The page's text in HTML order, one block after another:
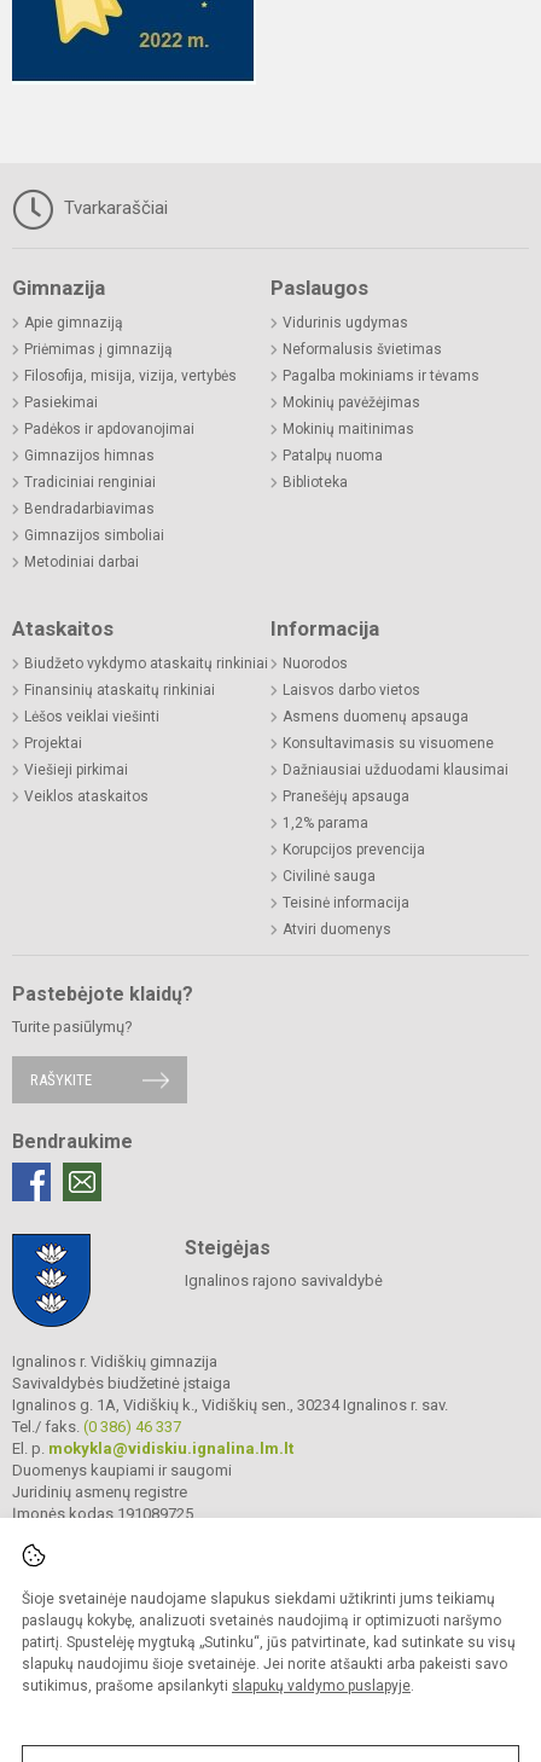
Šioje svetainėje naudojame slapukus siekdami užtikrinti jums teikiamų
paslaugų kokybę, analizuoti svetainės naudojimą ir optimizuoti naršymo
patirtį. Spustelėję mygtuką „Sutinku“, jūs patvirtinate, kad sutinkate su visų
slapukų naudojimu šioje svetainėje. Jei norite atšaukti arba pakeisti savo
sutikimus, prašome apsilankyti slapukų valdymo puslapyje.
Tvarkaraščiai
Gimnazija
Apie gimnaziją
Priėmimas į gimnaziją
Filosofija, misija, vizija, vertybės
Pasiekimai
Padėkos ir apdovanojimai
Gimnazijos himnas
Tradiciniai renginiai
Bendradarbiavimas
Gimnazijos simboliai
Metodiniai darbai
Paslaugos
Vidurinis ugdymas
Neformalusis švietimas
Pagalba mokiniams ir tėvams
Mokinių pavėžėjimas
Mokinių maitinimas
Patalpų nuoma
Biblioteka
Ataskaitos
Biudžeto vykdymo ataskaitų rinkiniai
Finansinių ataskaitų rinkiniai
Lėšos veiklai viešinti
Projektai
Viešieji pirkimai
Veiklos ataskaitos
Informacija
Nuorodos
Laisvos darbo vietos
Asmens duomenų apsauga
Konsultavimasis su visuomene
Dažniausiai užduodami klausimai
Pranešėjų apsauga
1,2% parama
Korupcijos prevencija
Civilinė sauga
Teisinė informacija
Atviri duomenys
Pastebėjote klaidų?
Turite pasiūlymų?
RAŠYKITE
Bendraukime
Steigėjas
Ignalinos rajono savivaldybė
Ignalinos r. Vidiškių gimnazija
Savivaldybės biudžetinė įstaiga
Ignalinos g. 1A, Vidiškių k., Vidiškių sen., 30234 Ignalinos r. sav.
Tel./ faks. (0 386) 46 337
El. p. mokykla@vidiskiu.ignalina.lm.lt
Duomenys kaupiami ir saugomi
Juridinių asmenų registre
Įmonės kodas 191089725
© 2025. Ignalinos r. Vidiškių gimnazija. Visos teisės saugomos.
Kopijuoti turinį be raštiško gimnazijos sutikimo griežtai draudžiama.
Prieinamumo paraiška Slapukų valdymas
Sumanus būdas atnaujinti